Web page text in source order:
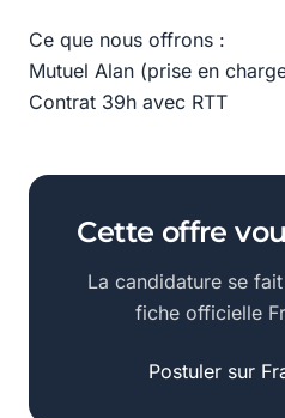
Ce que nous offrons :
Mutuel Alan (prise en
Contrat 39h avec RTT
Cette offre
La candidature se
fiche officielle
Postuler sur